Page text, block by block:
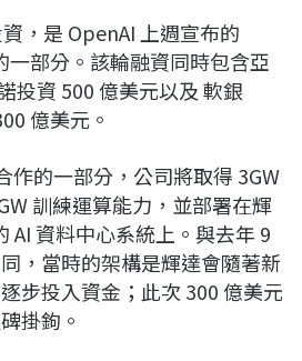
，是 OpenAI 上週宣布的
一部分。該輪融資同時包含亞
投資 500 億美元以及 軟銀
億美元。
作的一部分，公司將取得 3GW
訓練運算能力，並部署在輝
AI 資料中心系統上。與去年 9
，當時的架構是輝達會隨著新
步投入資金；此次 300 億美元
掛鉤。